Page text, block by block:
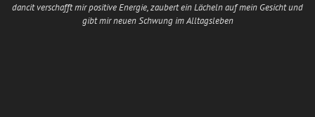
dancit verschafft mir positive Energie, zaubert ein Lächeln auf mein Gesicht und
gibt mir neuen Schwung im Alltagsleben